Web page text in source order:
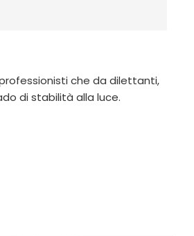
che da dilettanti,
di stabilità alla luce.